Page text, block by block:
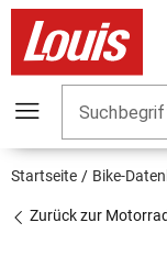
Startseite Bike-
Zurück zur